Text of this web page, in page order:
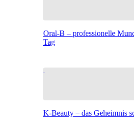
Oral-B – professionelle
Tag
K-Beauty – das Geheimnis